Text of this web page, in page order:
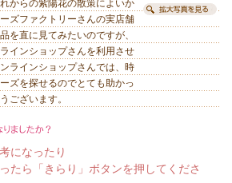
からの紫陽花の散策によいか
ズファクトリーさんの実店舗
を直に見てみたいのですが、
インショップさんを利用させ
ラインショップさんでは、時
ズを探せるのでとても助かっ
ございます。
になったり
たら「きらり」ボタンを押してくださ